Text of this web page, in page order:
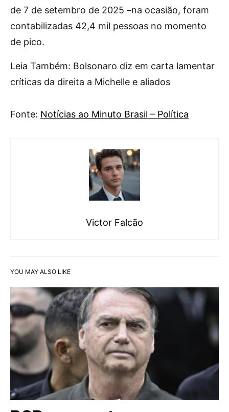
de 7 de setembro de 2025 –na ocasião, foram
contabilizadas 42,4 mil pessoas no momento
de pico.
Leia Também: Bolsonaro diz em carta lamentar
críticas da direita a Michelle e aliados
Fonte: Notícias ao Minuto Brasil – Política
Victor Falcão
YOU MAY ALSO LIKE